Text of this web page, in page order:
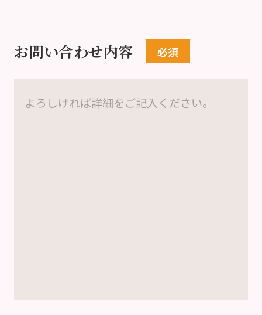
お問い合わせ内容